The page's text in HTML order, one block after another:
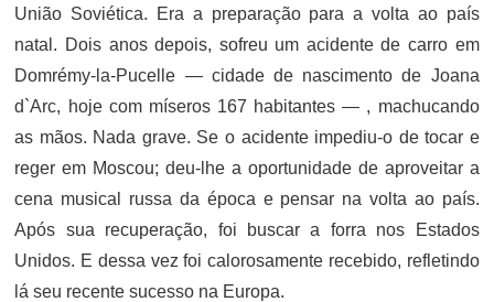
União Soviética. Era a preparação para a volta ao país
natal. Dois anos depois, sofreu um acidente de carro em
Domrémy-la-Pucelle — cidade de nascimento de Joana
d`Arc, hoje com míseros 167 habitantes — , machucando
as mãos. Nada grave. Se o acidente impediu-o de tocar e
reger em Moscou; deu-lhe a oportunidade de aproveitar a
cena musical russa da época e pensar na volta ao país.
Após sua recuperação, foi buscar a forra nos Estados
Unidos. E dessa vez foi calorosamente recebido, refletindo
lá seu recente sucesso na Europa.